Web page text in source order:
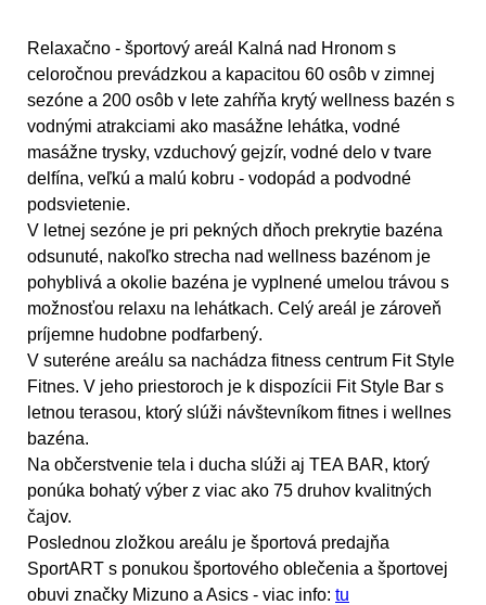
Relaxačno - športový areál Kalná nad Hronom s
celoročnou prevádzkou a kapacitou 60 osôb v zimnej
sezóne a 200 osôb v lete zahŕňa krytý wellness bazén s
vodnými atrakciami ako masážne lehátka, vodné
masážne trysky, vzduchový gejzír, vodné delo v tvare
delfína, veľkú a malú kobru - vodopád a podvodné
podsvietenie.
V letnej sezóne je pri pekných dňoch prekrytie bazéna
odsunuté, nakoľko strecha nad wellness bazénom je
pohyblivá a okolie bazéna je vyplnené umelou trávou s
možnosťou relaxu na lehátkach. Celý areál je zároveň
príjemne hudobne podfarbený.
V suteréne areálu sa nachádza fitness centrum Fit Style
Fitnes. V jeho priestoroch je k dispozícii Fit Style Bar s
letnou terasou, ktorý slúži návštevníkom fitnes i wellnes
bazéna.
Na občerstvenie tela i ducha slúži aj TEA BAR, ktorý
ponúka bohatý výber z viac ako 75 druhov kvalitných
čajov.
Poslednou zložkou areálu je športová predajňa
SportART s ponukou športového oblečenia a športovej
obuvi značky Mizuno a Asics - viac info: tu